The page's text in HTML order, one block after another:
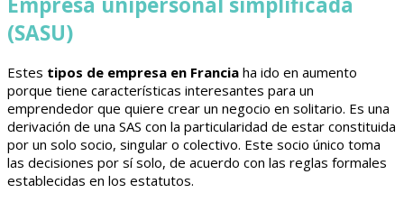
(SASU)
Estes tipos de empresa en Francia ha ido en aumento
porque tiene características interesantes para un
emprendedor que quiere crear un negocio en solitario. Es una
derivación de una SAS con la particularidad de estar constituida
por un solo socio, singular o colectivo. Este socio único toma
las decisiones por sí solo, de acuerdo con las reglas formales
establecidas en los estatutos.